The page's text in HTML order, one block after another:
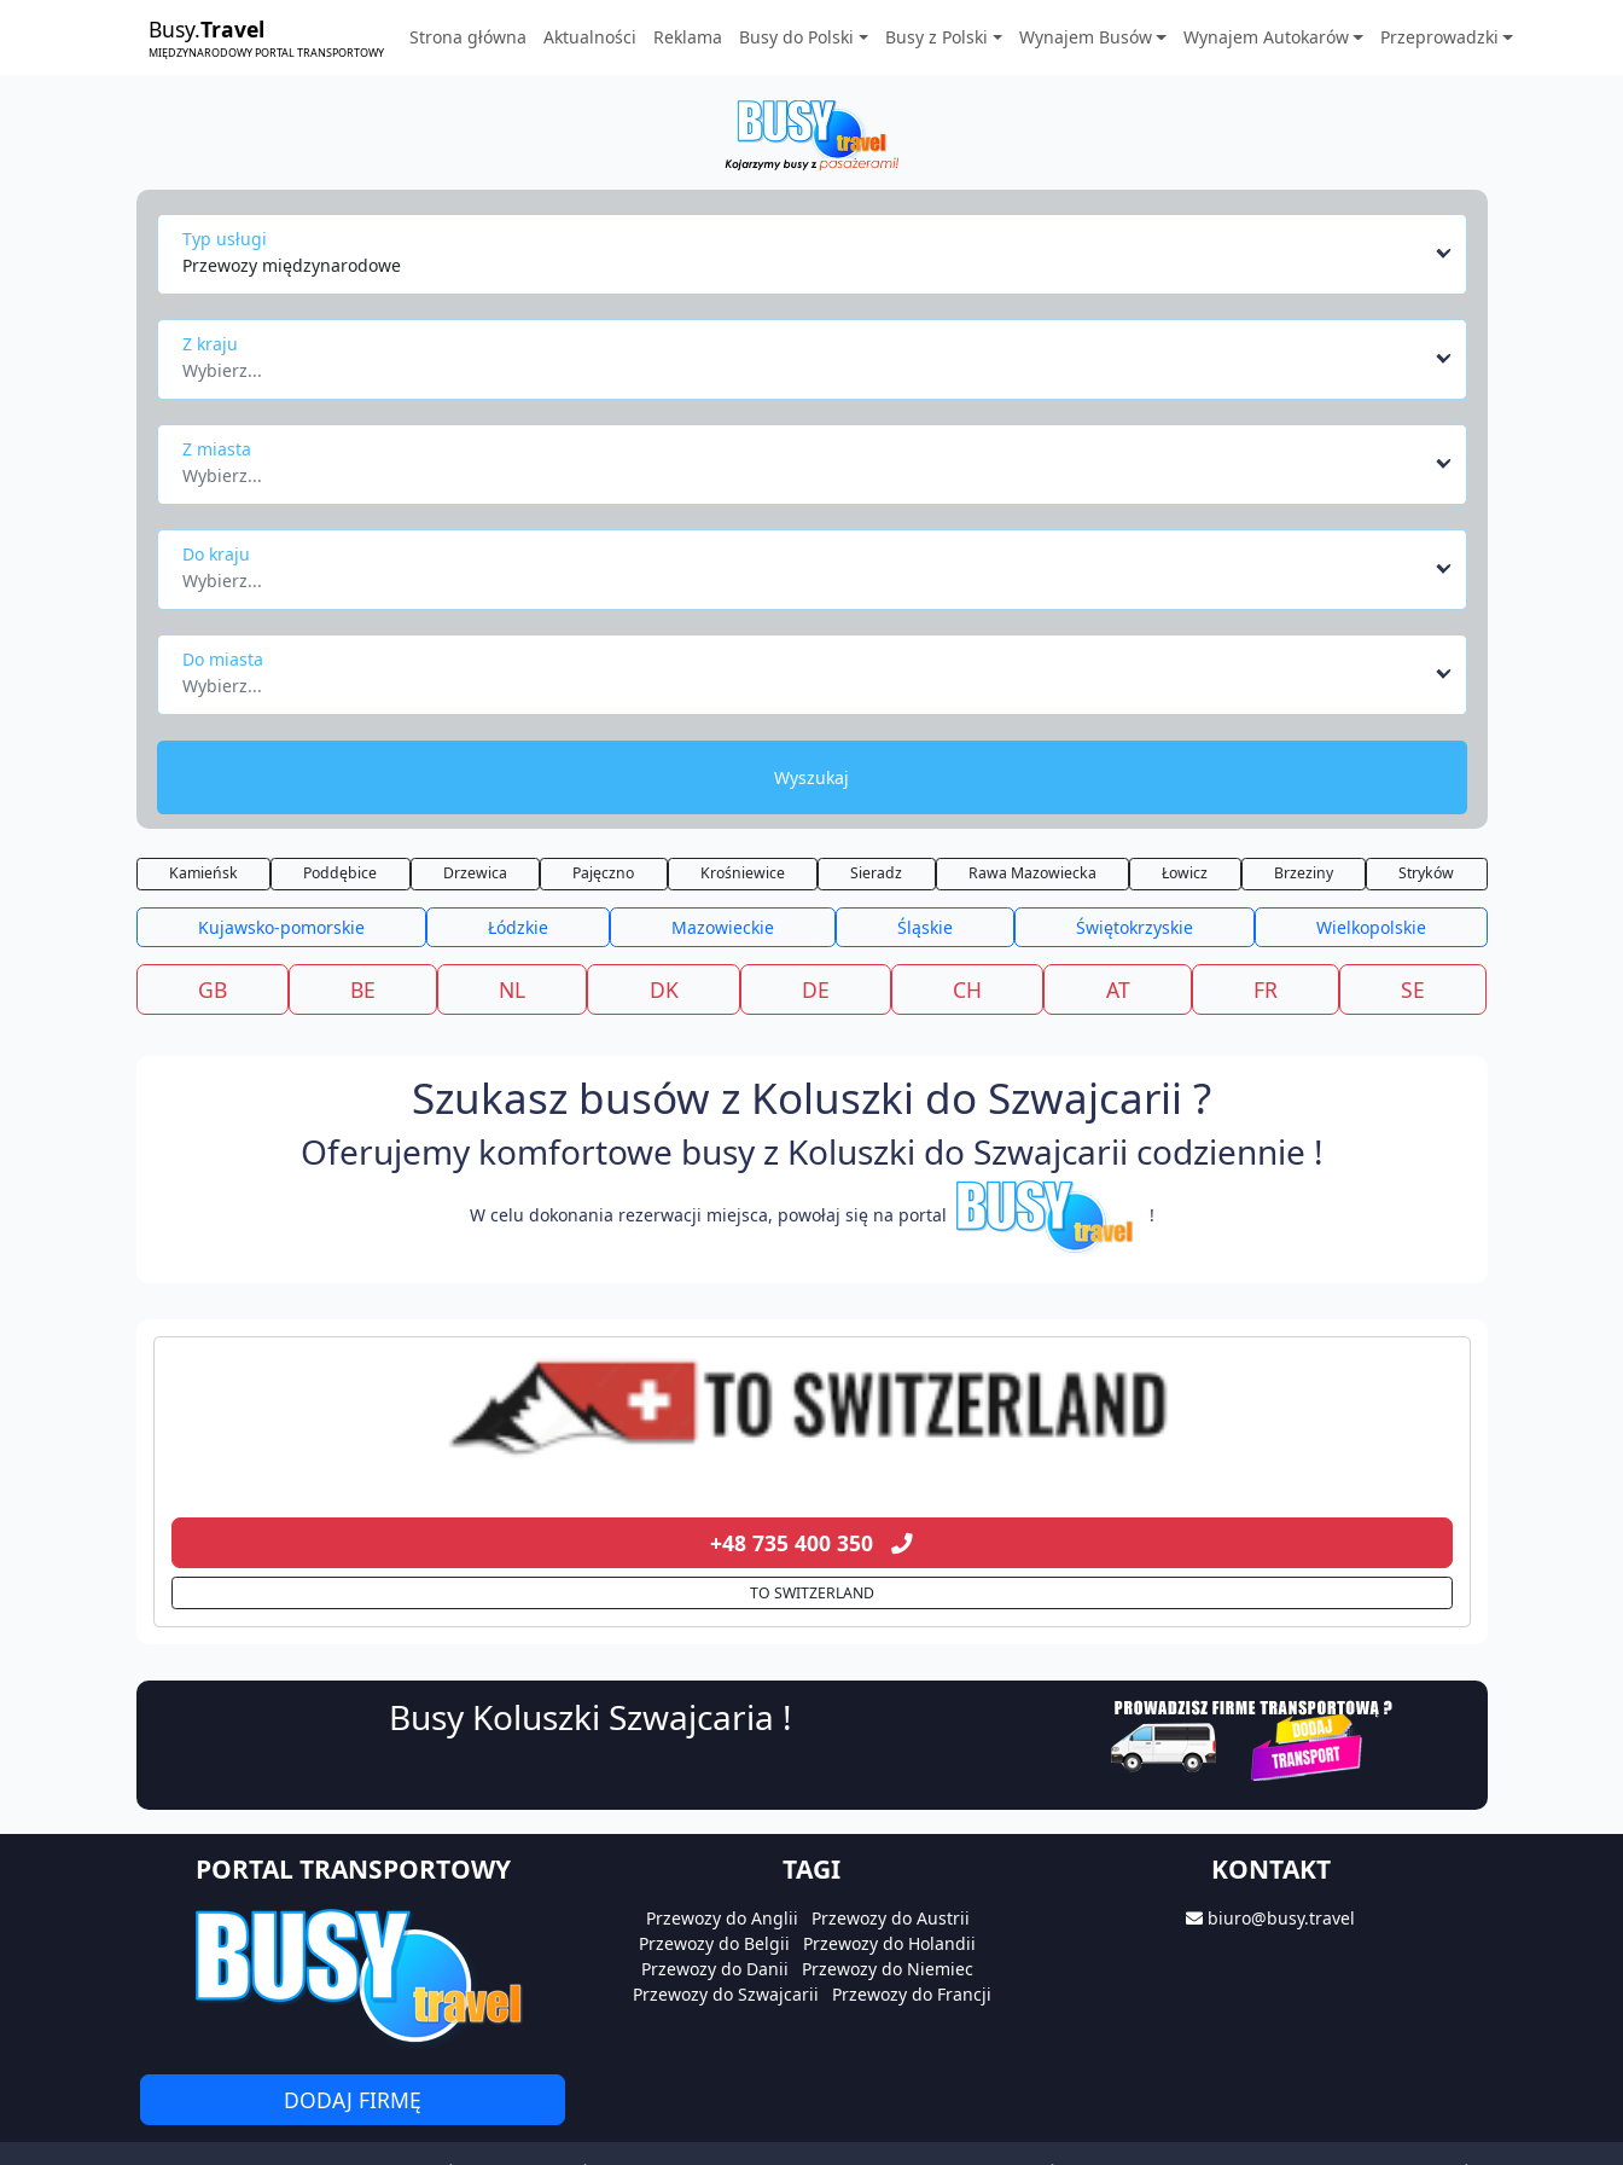
Busy.Travel
MIĘDZYNARODOWY PORTAL TRANSPORTOWY
Strona główna Aktualności Reklama Busy do Polski Busy z Polski Wynajem Busów Wynajem Autokarów Przeprowadzki
Typ usługi
Przewozy międzynarodowe
Z kraju
Wybierz...
Z miasta
Wybierz...
Do kraju
Wybierz...
Do miasta
Wybierz...
Wyszukaj
Kamieńsk Poddębice Drzewica Pajęczno Krośniewice Sieradz Rawa Mazowiecka Łowicz Brzeziny Stryków
Kujawsko-pomorskie Łódzkie Mazowieckie Śląskie Świętokrzyskie Wielkopolskie
GB BE NL DK DE CH AT FR SE
Szukasz busów z Koluszki do Szwajcarii ?
Oferujemy komfortowe busy z Koluszki do Szwajcarii codziennie !
W celu dokonania rezerwacji miejsca, powołaj się na portal !
+48 735 400 350
TO SWITZERLAND
Busy Koluszki Szwajcaria !
PORTAL TRANSPORTOWY
DODAJ FIRMĘ
TAGI
Przewozy do Anglii
Przewozy do Austrii
Przewozy do Belgii
Przewozy do Holandii
Przewozy do Danii
Przewozy do Niemiec
Przewozy do Szwajcarii
Przewozy do Francji
KONTAKT
biuro@busy.travel